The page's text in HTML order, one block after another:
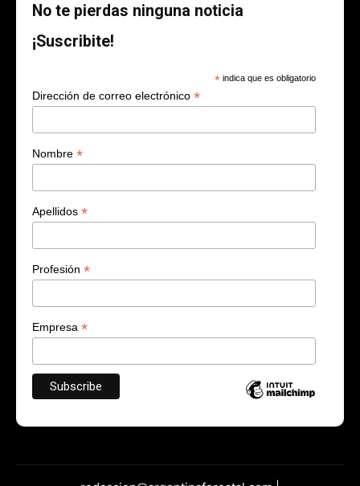
No te pierdas ninguna noticia
¡Suscribite!
* indica que es obligatorio
Dirección de correo electrónico *
Nombre *
Apellidos *
Profesión *
Empresa *